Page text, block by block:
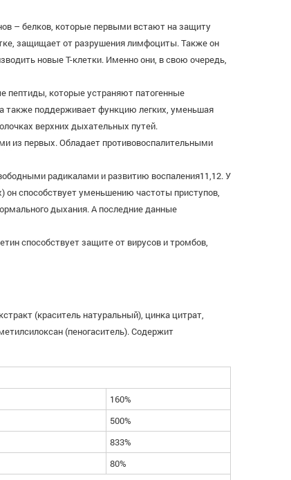
– белков, которые первыми встают на защиту
защищает от разрушения лимфоциты. Также он
новые Т-клетки. Именно они, в свою очередь,
пептиды, которые устраняют патогенные
также поддерживает функцию легких, уменьшая
верхних дыхательных путей.
из первых. Обладает противовоспалительными
радикалами и развитию воспаления11,12. У
он способствует уменьшению частоты приступов,
дыхания. А последние данные
способствует защите от вирусов и тромбов,
(краситель натуральный), цинка цитрат,
(пеногаситель). Содержит
160%
500%
833%
80%